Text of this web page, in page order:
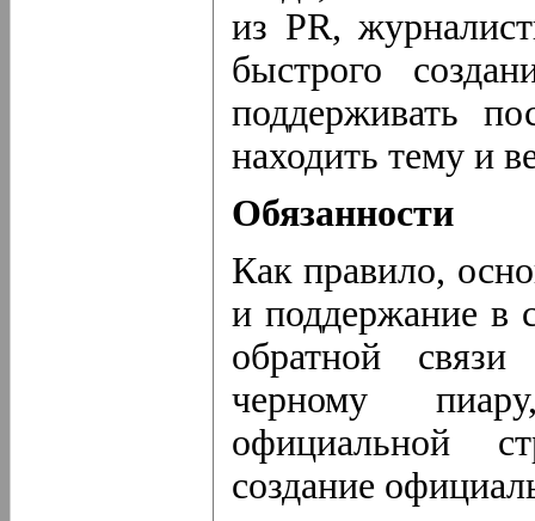
из PR,
быстрого
поддерживать
находить тему и
Обязанности
Как правило,
и поддержание в
обратной связи
черному
официальной
создание